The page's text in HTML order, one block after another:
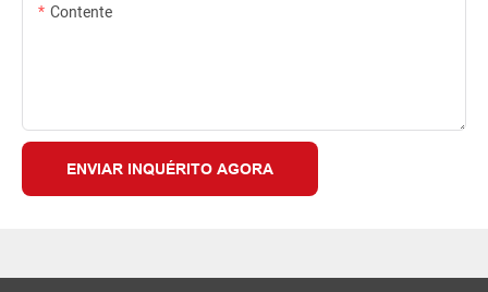
Contente
ENVIAR INQUÉRITO AGORA